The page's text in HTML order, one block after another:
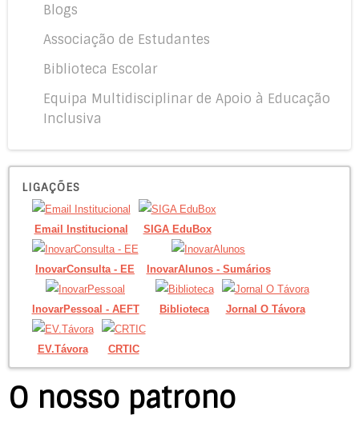
Blogs
Associação de Estudantes
Biblioteca Escolar
Equipa Multidisciplinar de Apoio à Educação
Inclusiva
LIGAÇÕES
Email Institucional SIGA EduBox
InovarConsulta - EE InovarAlunos - Sumários
InovarPessoal - AEFT Biblioteca Jornal O Távora
EV.Távora CRTIC
O nosso patrono